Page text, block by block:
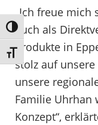
Umschalten auf
Schrift vergrößern
„Ich freue mich
auch als
Produkte in
stolz auf
unsere
Familie Uhrhan
Konzept“,